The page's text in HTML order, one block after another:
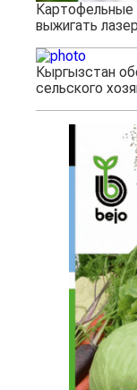
Картофельные
выжигать
Кыргызстан
сельского